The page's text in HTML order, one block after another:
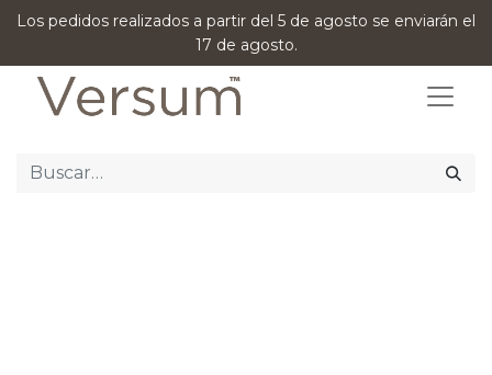
Los pedidos realizados a partir del 5 de agosto se enviarán el
17 de agosto.